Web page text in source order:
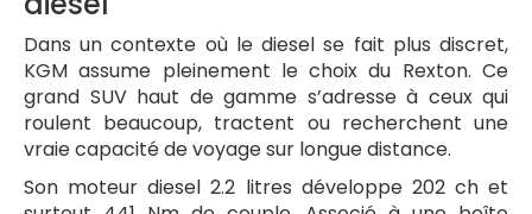
Dans un contexte où le diesel se fait plus discret,
KGM assume pleinement le choix du Rexton. Ce
grand SUV haut de gamme s’adresse à ceux qui
roulent beaucoup, tractent ou recherchent une
vraie capacité de voyage sur longue distance.
Son moteur diesel 2.2 litres développe 202 ch et